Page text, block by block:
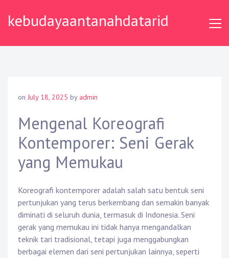
kebudayaantanahdatarid
on July 18, 2025 by admin
Mengenal Koreografi
Kontemporer: Seni Gerak
yang Memukau
Koreografi kontemporer adalah salah satu bentuk seni
pertunjukan yang terus berkembang dan semakin banyak
diminati di seluruh dunia, termasuk di Indonesia. Seni
gerak yang memukau ini tidak hanya mengandalkan
teknik tari tradisional, tetapi juga menggabungkan
berbagai elemen dari seni pertunjukan lainnya, seperti